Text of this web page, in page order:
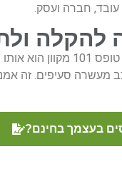
עובד, חברה ועסק.
הטופס המוכר, טופס 101, הוא
מקוון או רגיל כאחד,
בעצמך בחינם?